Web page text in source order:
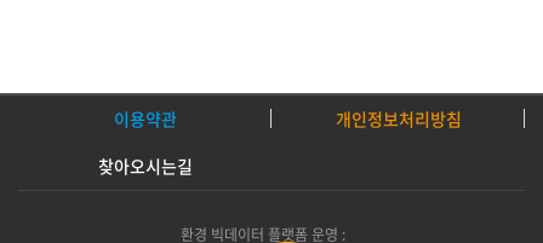
이용약관
개인정보처리방침
찾아오시는길
환경 빅데이터 플랫폼 운영 :